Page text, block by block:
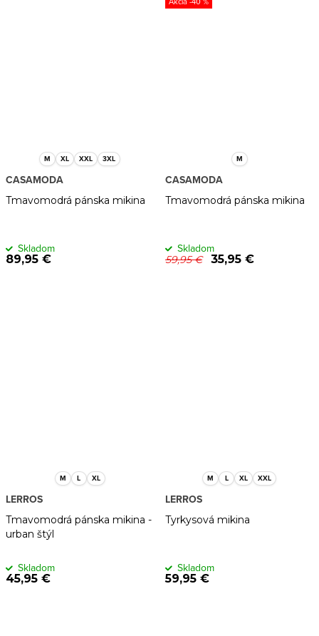
M XL XXL 3XL
Tmavomodrá pánska mikina
CASAMODA
89,95 €
Skladom
M
Tmavomodrá pánska mikina
CASAMODA
59,95 € 35,95 €
Skladom
M L XL
Tmavomodrá pánska mikina -
urban štýl
LERROS
45,95 €
Skladom
M L XL XXL
Tyrkysová mikina
LERROS
59,95 €
Skladom